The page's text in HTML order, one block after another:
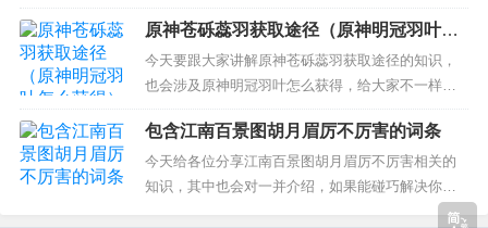
解答，我希望能够解决你现在遇到的问题！ 本文目
录一览： 1、《生化危机2：重制版》攻略：玩之
前，你需要知道的8件事 2、《生化危机2重制版》
新手入门必备 游戏售前预热介绍攻略 3、生化危机2
攻略 生化...
原神苍砾蕊羽获取途径（原神明冠羽叶怎
么获得）
今天要跟大家讲解原神苍砾蕊羽获取途径的知识，
也会涉及原神明冠羽叶怎么获得，给大家不一样的
解决方案！ 本文目录一览： 1、原神沙虫隧道在哪
里 2、原神风蚀沙虫多久刷新 3、原神最好的圣遗物
4、原神北陆长柄武器原胚怎么搞 原神沙虫隧道在哪
里 原神沙虫隧道在沙漠里。根据查询相关公开信息
包含江南百景图胡月眉厉不厉害的词条
今天给各位分享江南百景图胡月眉厉不厉害相关的
知识，其中也会对一并介绍，如果能碰巧解决你现
在面临的问题，别忘了关注本站，现在开始吧！ 本